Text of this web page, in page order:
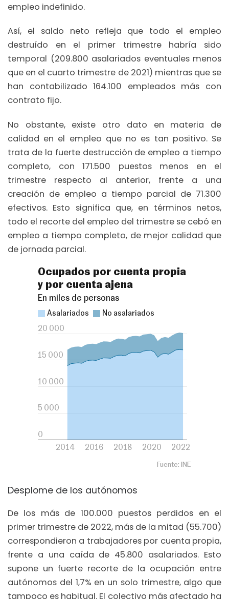
empleo indefinido.
Así, el saldo neto refleja que todo el empleo
destruído en el primer trimestre habría sido
temporal (209.800 asalariados eventuales menos
que en el cuarto trimestre de 2021) mientras que se
han contabilizado 164.100 empleados más con
contrato fijo.
No obstante, existe otro dato en materia de
calidad en el empleo que no es tan positivo. Se
trata de la fuerte destrucción de empleo a tiempo
completo, con 171.500 puestos menos en el
trimestre respecto al anterior, frente a una
creación de empleo a tiempo parcial de 71.300
efectivos. Esto significa que, en términos netos,
todo el recorte del empleo del trimestre se cebó en
empleo a tiempo completo, de mejor calidad que
de jornada parcial.
Desplome de los autónomos
De los más de 100.000 puestos perdidos en el
primer trimestre de 2022, más de la mitad (55.700)
correspondieron a trabajadores por cuenta propia,
frente a una caída de 45.800 asalariados. Esto
supone un fuerte recorte de la ocupación entre
autónomos del 1,7% en un solo trimestre, algo que
tampoco es habitual. El colectivo más afectado ha